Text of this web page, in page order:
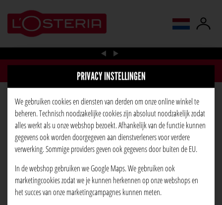
PRIVACY INSTELLINGEN
We gebruiken cookies en diensten van derden om onze online winkel te
beheren. Technisch noodzakelijke cookies zijn absoluut noodzakelijk zodat
alles werkt als u onze webshop bezoekt. Afhankelijk van de functie kunnen
gegevens ook worden doorgegeven aan dienstverleners voor verdere
verwerking. Sommige providers geven ook gegevens door buiten de EU.
In de webshop gebruiken we Google Maps. We gebruiken ook
marketingcookies zodat we je kunnen herkennen op onze webshops en
het succes van onze marketingcampagnes kunnen meten.
taal wijzigen
PIZZA CAPRICCIOSA